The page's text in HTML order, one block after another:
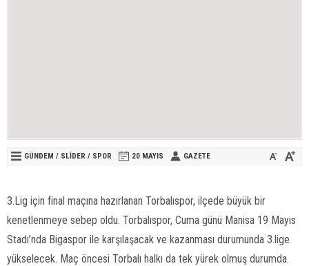
GÜNDEM / SLİDER / SPOR 20 MAYIS GAZETE
3.Lig için final maçına hazırlanan Torbalıspor, ilçede büyük bir
kenetlenmeye sebep oldu. Torbalıspor, Cuma günü Manisa 19 Mayıs
Stadı’nda Bigaspor ile karşılaşacak ve kazanması durumunda 3.lige
yükselecek. Maç öncesi Torbalı halkı da tek yürek olmuş durumda.